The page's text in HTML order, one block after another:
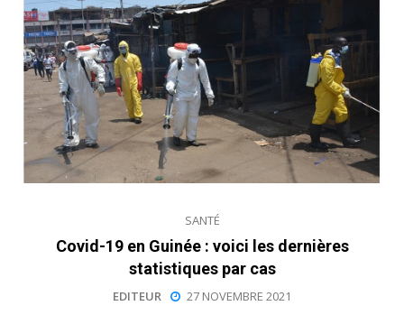
SANTÉ
Covid-19 en Guinée : voici les dernières
statistiques par cas
EDITEUR 27 NOVEMBRE 2021